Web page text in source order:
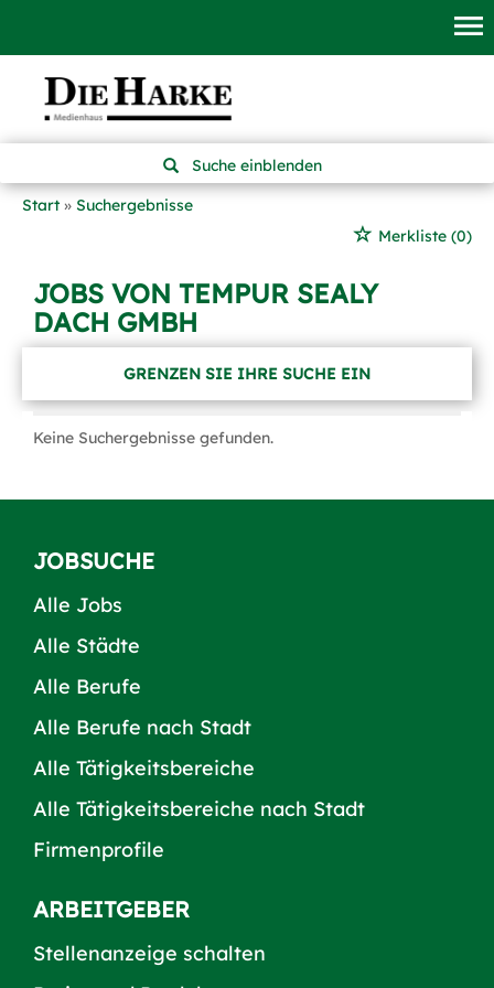
Suche einblenden
Start
Suchergebnisse
Merkliste (0)
JOBS VON TEMPUR SEALY
DACH GMBH
GRENZEN SIE IHRE SUCHE EIN
Keine Suchergebnisse gefunden.
JOBSUCHE
Alle Jobs
Alle Städte
Alle Berufe
Alle Berufe nach Stadt
Alle Tätigkeitsbereiche
Alle Tätigkeitsbereiche nach Stadt
Firmenprofile
ARBEITGEBER
Stellenanzeige schalten